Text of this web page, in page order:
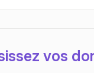
vos